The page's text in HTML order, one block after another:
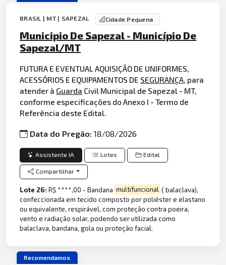
BRASIL | MT | SAPEZAL Cidade Pequena
Municipio De Sapezal - Município De
Sapezal/MT
FUTURA E EVENTUAL AQUISIÇÃO DE UNIFORMES,
ACESSÓRIOS E EQUIPAMENTOS DE SEGURANÇA , para
atender à Guarda Civil Municipal de Sapezal - MT,
conforme especificações do Anexo I - Termo de
Referência deste Edital.
Data do Pregão:18/08/2026
Assistente IA Lotes Edital
Compartilhar
Lote 26:R$ ****,00 - Bandana multifuncional ( balaclava),
confeccionada em tecido composto por poliéster e elastano
ou equivalente, respirável, com proteção contra poeira,
vento e radiação solar, podendo ser utilizada como
balaclava, bandana, gola ou proteção facial.
Recomendamos